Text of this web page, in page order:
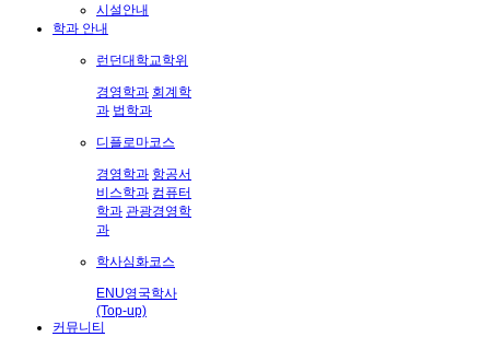
시설안내
학과 안내
런던대학교학위
경영학과 회계학
과 법학과
디플로마코스
경영학과 항공서
비스학과 컴퓨터
학과 관광경영학
과
학사심화코스
ENU영국학사
(Top-up)
커뮤니티